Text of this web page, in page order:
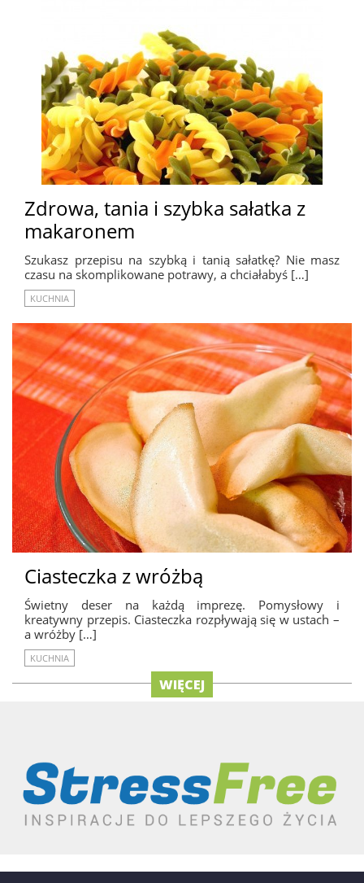
Zdrowa, tania i szybka sałatka z
makaronem
Szukasz przepisu na szybką i tanią sałatkę? Nie masz
czasu na skomplikowane potrawy, a chciałabyś […]
KUCHNIA
Ciasteczka z wróżbą
Świetny deser na każdą imprezę. Pomysłowy i
kreatywny przepis. Ciasteczka rozpływają się w ustach –
a wróżby […]
KUCHNIA
WIĘCEJ